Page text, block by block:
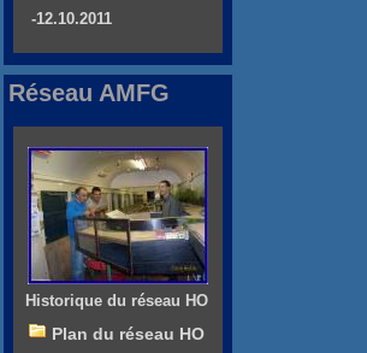
-12.10.2011
Réseau AMFG
Historique du réseau HO
Plan du réseau HO